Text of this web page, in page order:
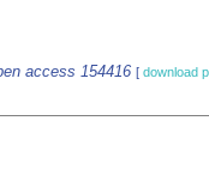
access 154416 [ download